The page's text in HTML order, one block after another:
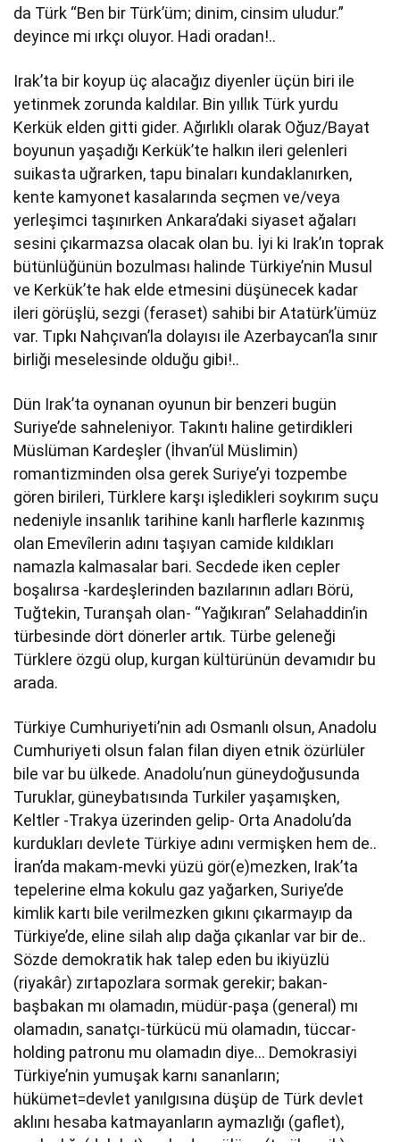
da Türk “Ben bir Türk’üm; dinim, cinsim uludur.”
deyince mi ırkçı oluyor. Hadi oradan!..
Irak’ta bir koyup üç alacağız diyenler üçün biri ile
yetinmek zorunda kaldılar. Bin yıllık Türk yurdu
Kerkük elden gitti gider. Ağırlıklı olarak Oğuz/Bayat
boyunun yaşadığı Kerkük’te halkın ileri gelenleri
suikasta uğrarken, tapu binaları kundaklanırken,
kente kamyonet kasalarında seçmen ve/veya
yerleşimci taşınırken Ankara’daki siyaset ağaları
sesini çıkarmazsa olacak olan bu. İyi ki Irak’ın toprak
bütünlüğünün bozulması halinde Türkiye’nin Musul
ve Kerkük’te hak elde etmesini düşünecek kadar
ileri görüşlü, sezgi (feraset) sahibi bir Atatürk’ümüz
var. Tıpkı Nahçıvan’la dolayısı ile Azerbaycan’la sınır
birliği meselesinde olduğu gibi!..
Dün Irak’ta oynanan oyunun bir benzeri bugün
Suriye’de sahneleniyor. Takıntı haline getirdikleri
Müslüman Kardeşler (İhvan’ül Müslimin)
romantizminden olsa gerek Suriye’yi tozpembe
gören birileri, Türklere karşı işledikleri soykırım suçu
nedeniyle insanlık tarihine kanlı harflerle kazınmış
olan Emevîlerin adını taşıyan camide kıldıkları
namazla kalmasalar bari. Secdede iken cepler
boşalırsa -kardeşlerinden bazılarının adları Börü,
Tuğtekin, Turanşah olan- “Yağıkıran” Selahaddin’in
türbesinde dört dönerler artık. Türbe geleneği
Türklere özgü olup, kurgan kültürünün devamıdır bu
arada.
Türkiye Cumhuriyeti’nin adı Osmanlı olsun, Anadolu
Cumhuriyeti olsun falan filan diyen etnik özürlüler
bile var bu ülkede. Anadolu’nun güneydoğusunda
Turuklar, güneybatısında Turkiler yaşamışken,
Keltler -Trakya üzerinden gelip- Orta Anadolu’da
kurdukları devlete Türkiye adını vermişken hem de..
İran’da makam-mevki yüzü gör(e)mezken, Irak’ta
tepelerine elma kokulu gaz yağarken, Suriye’de
kimlik kartı bile verilmezken gıkını çıkarmayıp da
Türkiye’de, eline silah alıp dağa çıkanlar var bir de..
Sözde demokratik hak talep eden bu ikiyüzlü
(riyakâr) zırtapozlara sormak gerekir; bakan-
başbakan mı olamadın, müdür-paşa (general) mı
olamadın, sanatçı-türkücü mü olamadın, tüccar-
holding patronu mu olamadın diye… Demokrasiyi
Türkiye’nin yumuşak karnı sananların;
hükümet=devlet yanılgısına düşüp de Türk devlet
aklını hesaba katmayanların aymazlığı (gaflet),